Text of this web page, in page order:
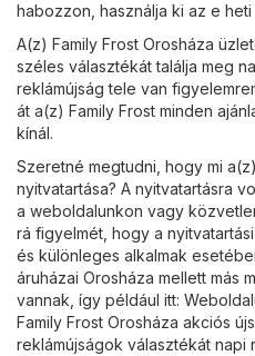
habozzon, használja ki az e
A(z) Family Frost Orosháza
széles választékát találja meg
reklámújság tele van
át a(z) Family Frost minden
kínál.
Szeretné megtudni, hogy mi
nyitvatartása? A nyitvatartásra
a weboldalunkon vagy
rá figyelmét, hogy a
és különleges alkalmak
áruházai Orosháza mellett más
vannak, így például itt:
Family Frost Orosháza akciós
reklámújságok választékát